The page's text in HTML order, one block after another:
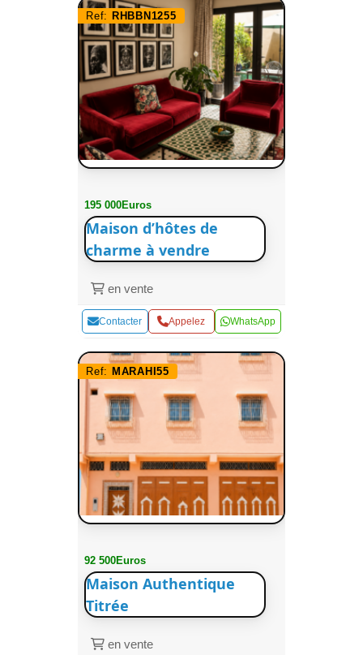
Ref: RHBBN1255
195 000Euros
Maison d’hôtes de
charme à vendre
en vente
Contacter Appelez WhatsApp
Ref: MARAHI55
92 500Euros
Maison Authentique
Titrée
en vente